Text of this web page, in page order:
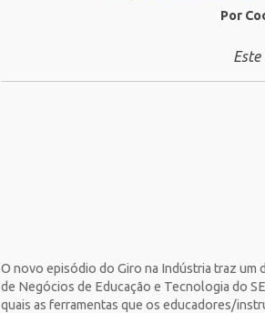
Por
O novo episódio do Giro na Indústria traz um
de Negócios de Educação e Tecnologia do
quais as ferramentas que os educadores/